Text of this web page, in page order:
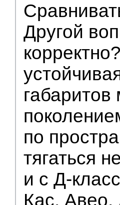
Другой
по
тягаться
и с Д-
Кас.